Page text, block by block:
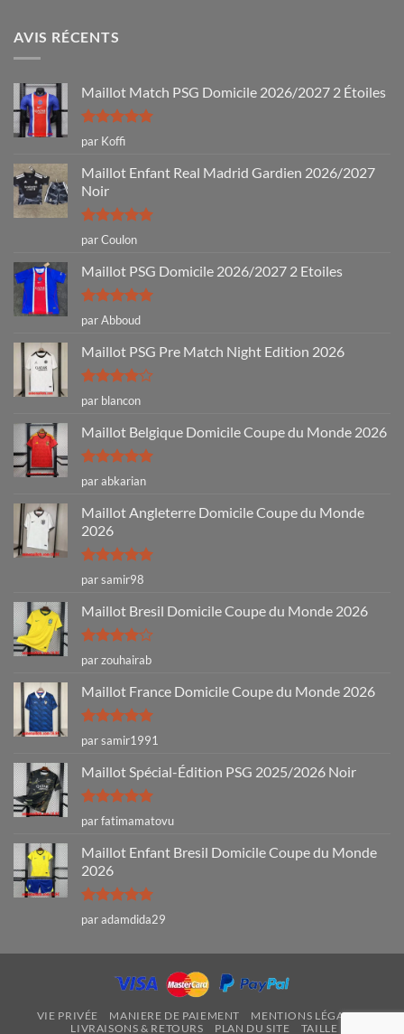
AVIS RÉCENTS
Maillot Match PSG Domicile 2026/2027 2 Étoiles
Note5sur
5
par Koffi
Maillot Enfant Real Madrid Gardien 2026/2027
Noir
Note5sur
5
par Coulon
Maillot PSG Domicile 2026/2027 2 Etoiles
Note5sur
5
par Abboud
Maillot PSG Pre Match Night Edition 2026
Note4
sur 5
par blancon
Maillot Belgique Domicile Coupe du Monde 2026
Note5sur
5
par abkarian
Maillot Angleterre Domicile Coupe du Monde
2026
Note5sur
5
par samir98
Maillot Bresil Domicile Coupe du Monde 2026
Note4
sur 5
par zouhairab
Maillot France Domicile Coupe du Monde 2026
Note5sur
5
par samir1991
Maillot Spécial-Édition PSG 2025/2026 Noir
Note5sur
5
par fatimamatovu
Maillot Enfant Bresil Domicile Coupe du Monde
2026
Note5sur
5
par adamdida29
VIE PRIVÉE MANIERE DE PAIEMENT
MENTIONS LÉGALES
LIVRAISONS & RETOURS
PLAN DU SITE TAILLE